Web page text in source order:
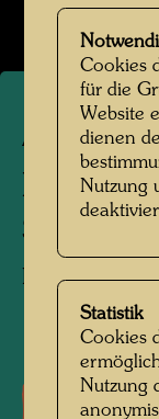
ARCH 76/II
IN DEN
SODEN
Logo,
Literatur:
Cookies
für die
Website
dienen
Nutzung
Statistik
Cookies
Nutzung